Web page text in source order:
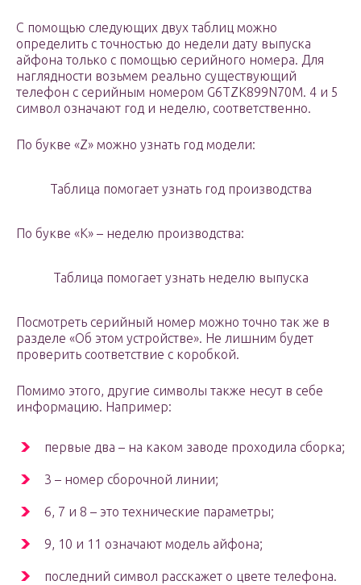
С помощью следующих двух таблиц можно
определить с точностью до недели дату выпуска
айфона только с помощью серийного номера. Для
наглядности возьмем реально существующий
телефон с серийным номером G6TZK899N70M. 4 и 5
символ означают год и неделю, соответственно.
По букве «Z» можно узнать год модели:
Таблица помогает узнать год производства
По букве «K» – неделю производства:
Таблица помогает узнать неделю выпуска
Посмотреть серийный номер можно точно так же в
разделе «Об этом устройстве». Не лишним будет
проверить соответствие с коробкой.
Помимо этого, другие символы также несут в себе
информацию. Например:
первые два – на каком заводе проходила сборка;
3 – номер сборочной линии;
6, 7 и 8 – это технические параметры;
9, 10 и 11 означают модель айфона;
последний символ расскажет о цвете телефона.